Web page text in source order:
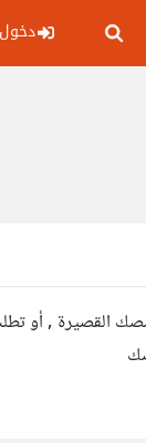
دخول
القصيرة , أو